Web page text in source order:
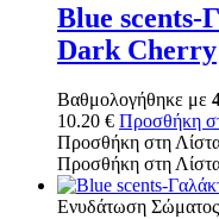
Blue
Dark Cherry
Βαθμολογήθηκε με
10.20 € Προσθήκη
Προσθήκη στη
Προσθήκη στη
Ενυδάτωση Σώματος